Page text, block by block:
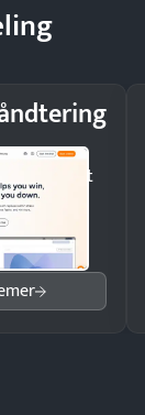
underskrift
ingen